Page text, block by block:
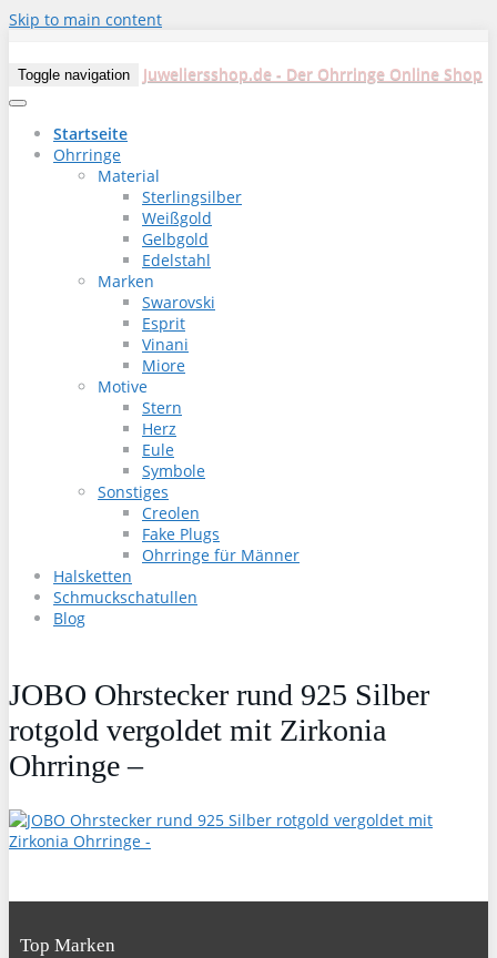
Skip to main content
Toggle navigation Juweliersshop.de - Der Ohrringe Online Shop
Startseite
Ohrringe
Material
Sterlingsilber
Weißgold
Gelbgold
Edelstahl
Marken
Swarovski
Esprit
Vinani
Miore
Motive
Stern
Herz
Eule
Symbole
Sonstiges
Creolen
Fake Plugs
Ohrringe für Männer
Halsketten
Schmuckschatullen
Blog
JOBO Ohrstecker rund 925 Silber
rotgold vergoldet mit Zirkonia
Ohrringe –
Top Marken